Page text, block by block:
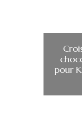
pour